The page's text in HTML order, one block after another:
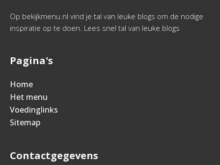
Op bekijkmenu.nl vind je tal van leuke blogs om de nodige
inspiratie op te doen. Lees snel tal van leuke blogs
Pagina's
Home
Het menu
Voedinglinks
Sitemap
Contactgegevens